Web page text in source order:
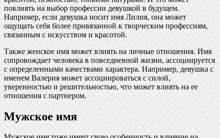
повлиять на выбор профессии девушкой в будущем.
Например, если девушка носит имя Лилия, она может
ощущать себя более привязанной к творческим профессиям,
связанным с искусством и красотой.
Также женское имя может влиять на личные отношения. Имя
сопровождает человека в повседневной жизни, ассоциируется
с определенными качествами характера. Например, девушка с
именем Валерия может ассоциироваться с силой,
уверенностью и решительностью, что может влиять на ее
отношения с партнером.
Мужское имя